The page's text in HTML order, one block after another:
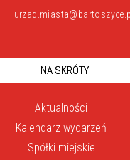
urzad.miasta@bartoszyce.pl
NA SKRÓTY
Aktualności
Kalendarz wydarzeń
Spółki miejskie